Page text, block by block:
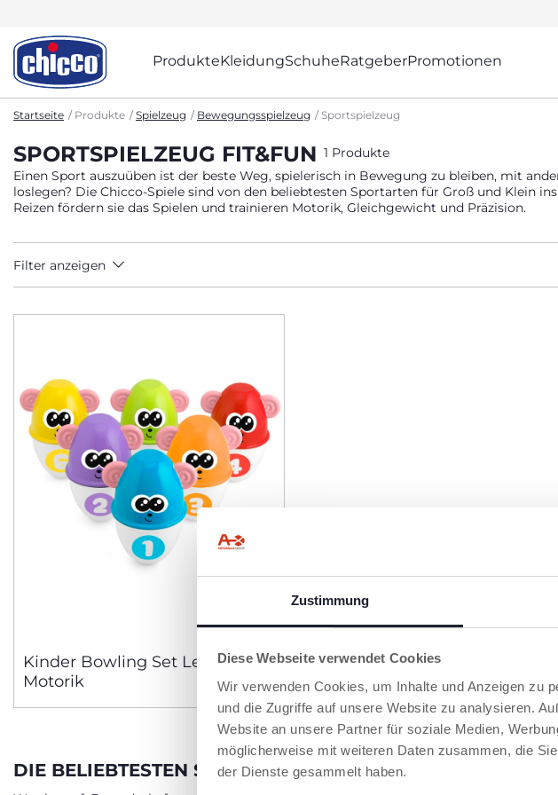
Zustimmung
Diese Webseite verwendet Cookies
Wir verwenden Cookies, um Inhalte und Anzeigen zu
und die Zugriffe auf unsere Website zu analysieren.
Website an unsere Partner für soziale Medien,
möglicherweise mit weiteren Daten zusammen, die
der Dienste gesammelt haben.
ProdukteKleidungSchuheRatgeberPromotionen
Startseite Produkte Spielzeug Bewegungsspielzeug Sportspielzeug
SPORTSPIELZEUG FIT&FUN 1 Produkte
Einen Sport auszuüben ist der beste Weg, spielerisch in Bewegung zu bleiben, mit
loslegen? Die Chicco-Spiele sind von den beliebtesten Sportarten für Groß und Klein
Reizen fördern sie das Spielen und trainieren Motorik, Gleichgewicht und Präzision.
Filter anzeigen
Kinder Bowling Set Lernspiel
Motorik
DIE BELIEBTESTEN SPORTARTEN MIT CHICCO ENTDECKEN